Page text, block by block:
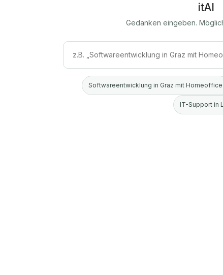
itAI
Gedanken eingeben.
Softwareentwicklung in Graz mit Homeoffice
IT-Support in